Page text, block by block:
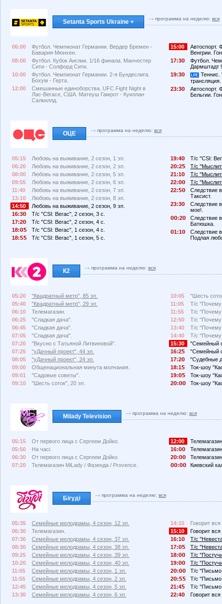
Setanta Sports Ukraine + программа на неделю: вся
06:00
Футбол. Чемпионат Германии. Вердер Бремен -
Бавария Мюнхен.
08:00
Футбол. Кубок Англии. 1/16 финала. Манчестер
Сити - Солфорд Сити.
10:00
Футбол. Чемпионат Германии. 2-я Бундеслига.
Бохум - Герта.
12:00
Смешанные единоборства. UFC Fight Night в
Лас-Вегасе, США. Матеуш Гамрот - Куиллан
Салкиллд.
15:00
Автоспорт.
Венгрии.
17:3
Футбол.
Дармштадт
19:3
Теннис.
трансляция.
23:3
Автоспорт.
Бельгии.
ОЦЕ программа на неделю: вся
05:15
Любовь на выживание, 2 сезон, 1 эп.
06:20
Любовь на выживание, 2 сезон, 2 эп.
08:00
Любовь на выживание, 2 сезон, 5 эп.
09:55
Любовь на выживание, 2 сезон, 6 эп.
11:40
Любовь на выживание, 2 сезон, 7 эп.
13:10
Любовь на выживание, 2 сезон, 8 эп.
14:50
Любовь на выживание, 2 сезон, 9 эп.
16:3
Т/с "CSI: Вегас", 2 сезон, 3 с.
17:2
Т/с "CSI: Вегас", 2 сезон, 4 с.
18:
Т/с "CSI: Вегас", 1 сезон, 4 с.
18:
Т/с "CSI: Вегас", 1 сезон, 5 с.
19:4
Т/с "CSI:
2
:2
Т/с
21:1
Т/с
22:
Т/с
22:
Следствие
Таксист.
23:3
Следствие
мое!.
:2
Следствие
Батюшка.
1:1
Следствие
Подлая
К2 программа на неделю: вся
05:20
"Квадратный метр", 85 эп.
05:40
"Квадратный метр", 29 эп.
06:10
Телемагазин.
06:25
"Сладкая дача".
06:45
"Сладкая дача".
07:05
"Сладкая дача".
07:20
"Вкусно с Татьяной Литвиновой".
07:25
"уДачный проект", 44 эп.
08:05
"уДачный проект", 24 эп.
09:00
Общенациональная минута молчания.
09:01
"Садовые советы".
09:10
"Шесть соток", 20 эп.
10:05
"Шесть
11:05
Т/с
11:55
Т/с
12:50
Т/с
13:40
Т/с
14:40
Т/с
15:30
"Семейный
16:2
"Семейный
17:2
"Судебные
18:1
Ток-шоу
19:
Ток-шоу
2
: Ток-шоу
Milady Television программа на неделю: вся
05:15
От первого лица с Сергеем Дойко.
05:50
На часі.
06:30
От первого лица с Сергеем Дойко.
07:20
Телемагазин MiLady / Фазенда / Provence.
12:00
16:
2
:
:
Киевский
Бігуді программа на неделю: вся
05:35
Семейные мелодрамы, 4 сезон, 12 эп.
06:30
Телемагазин.
07:30
Семейные мелодрамы, 4 сезон, 37 эп.
08:30
Семейные мелодрамы, 4 сезон, 38 эп.
09:25
Семейные мелодрамы, 4 сезон, 39 эп.
10:20
Семейные мелодрамы, 4 сезон, 40 эп.
11:05
Семейные мелодрамы, 4 сезон, 1 эп.
11:55
Семейные мелодрамы, 4 сезон, 2 эп.
12:45
Семейные мелодрамы, 4 сезон, 5 эп.
13:30
Семейные мелодрамы, 4 сезон, 6 эп.
14:15
Говорит
15:10
Говорит
16:1
Т/с
17:
Т/с
18:
Т/с
19:
Т/с
2
:
Т/с "Письмо
2
:
Т/с "Письмо
21:4
Т/с "Письмо
22:4
Говорит